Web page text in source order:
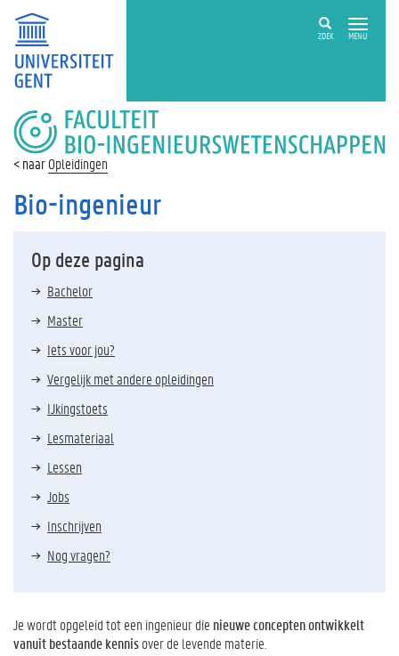
ZOEK MENU
FACULTEIT
BIO-
INGENIEURSWETENSCHAPPEN
Opleidingen
Bio-ingenieur
Op deze pagina
Bachelor
Master
Iets voor jou?
Vergelijk met andere opleidingen
IJkingstoets
Lesmateriaal
Lessen
Jobs
Inschrijven
Nog vragen?
Je wordt opgeleid tot een ingenieur die nieuwe concepten ontwikkelt
vanuit bestaande kennisover de levende materie.